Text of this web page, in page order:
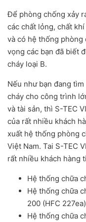
Để phòng chống xảy
các chất lỏng, chất
và có hệ thống phòng
vọng các bạn đã biết
cháy loại B.
Nếu như bạn đang
cháy cho công trình
và tài sản, thì S-TEC
của rất nhiều khách
xuất hệ thống phòng
Việt Nam. Tai S-TEC
rất nhiều khách hàng
Hệ thống chữa
Hệ thống chữa
200 (HFC 227ea)
Hệ thống chữa